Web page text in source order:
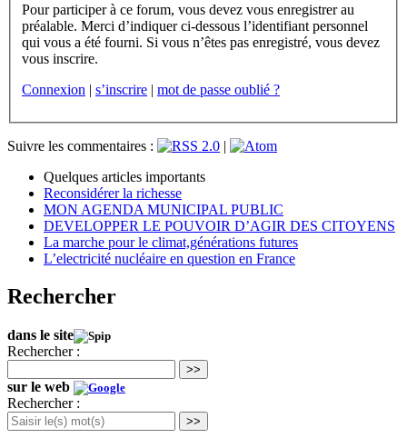
Pour participer à ce forum, vous devez vous enregistrer au
préalable. Merci d’indiquer ci-dessous l’identifiant personnel
qui vous a été fourni. Si vous n’êtes pas enregistré, vous devez
vous inscrire.
Connexion | s’inscrire | mot de passe oublié ?
Suivre les commentaires :
|
Quelques articles importants
Reconsidérer la richesse
MON AGENDA MUNICIPAL PUBLIC
DEVELOPPER LE POUVOIR D’AGIR DES CITOYENS
La marche pour le climat,générations futures
L’electricité nucléaire en question en France
Rechercher
dans le site
Rechercher :
>>
sur le web
Rechercher :
>>